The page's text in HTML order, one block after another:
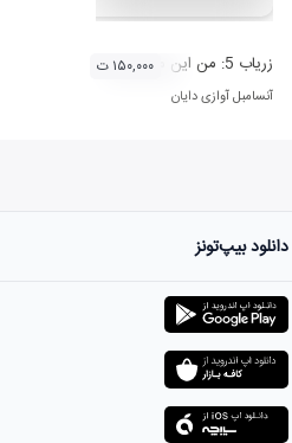
زریاب 5: من این می گویم و دنباله دارد شب
آنسامبل آوازی دایان
۱۵۰,۰۰۰ ت
دانلود بیپ‌تونز